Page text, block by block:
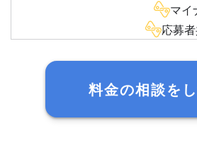
マイ
応募
料金の相談を